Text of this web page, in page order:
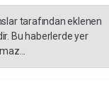
tarafından eklenen
Bu haberlerde yer